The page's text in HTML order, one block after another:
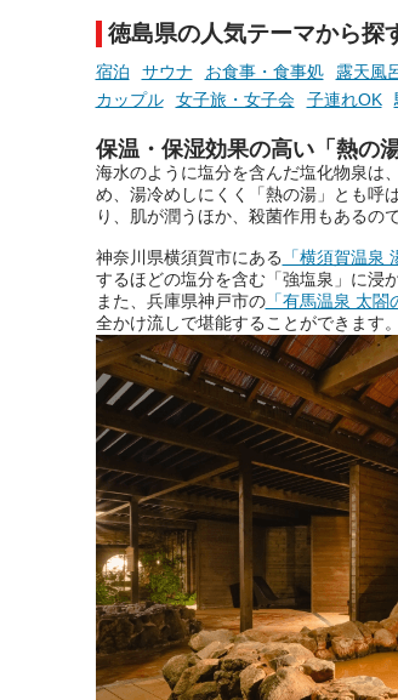
たら素敵ですよね。
は、そんなあなたの心のつぶや
きをプロの占い師に相談するこ
とができるサービスです。
おふろパス会員様なら、この特
別なひとときを「毎月10分無
料」でご利用いただけます。
お湯で体がほぐれたら、次は占
い師さんとお話しして、心もほ
ぐしてみませんか？
徳島県の人気テーマから探
宿泊 サウナ お食事・食事処 露天風
カップル
女子旅・女子会 子連れOK
保温・保湿効果の高い「熱の湯
海水のように塩分を含んだ塩化物泉は
め、湯冷めしにくく「熱の湯」とも呼
り、肌が潤うほか、殺菌作用もあるの
神奈川県横須賀市にある 「横須賀温泉
するほどの塩分を含む「強塩泉」に浸
また、兵庫県神戸市の「有馬温泉 太閤
全かけ流しで堪能することができます。